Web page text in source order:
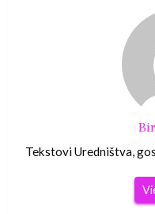
Tekstovi Uredništva,